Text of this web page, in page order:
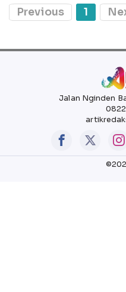
Previous 1
Jalan Nginden